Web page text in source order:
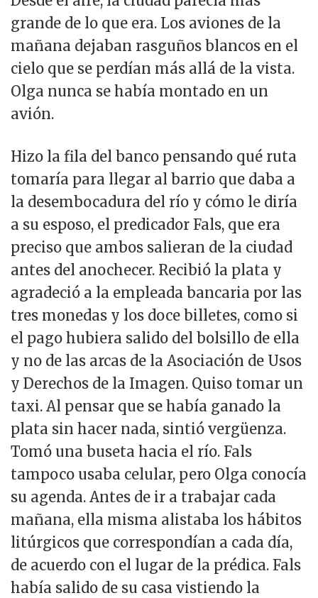
grande de lo que era. Los aviones de la
mañana dejaban rasguños blancos en el
cielo que se perdían más allá de la vista.
Olga nunca se había montado en un
avión.
Hizo la fila del banco pensando qué ruta
tomaría para llegar al barrio que daba a
la desembocadura del río y cómo le diría
a su esposo, el predicador Fals, que era
preciso que ambos salieran de la ciudad
antes del anochecer. Recibió la plata y
agradeció a la empleada bancaria por las
tres monedas y los doce billetes, como si
el pago hubiera salido del bolsillo de ella
y no de las arcas de la Asociación de Usos
y Derechos de la Imagen. Quiso tomar un
taxi. Al pensar que se había ganado la
plata sin hacer nada, sintió vergüenza.
Tomó una buseta hacia el río. Fals
tampoco usaba celular, pero Olga conocía
su agenda. Antes de ir a trabajar cada
mañana, ella misma alistaba los hábitos
litúrgicos que correspondían a cada día,
de acuerdo con el lugar de la prédica. Fals
había salido de su casa vistiendo la